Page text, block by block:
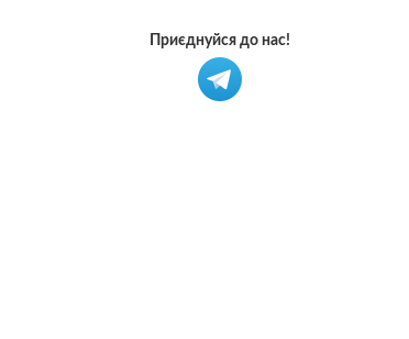
Приєднуйся до нас!